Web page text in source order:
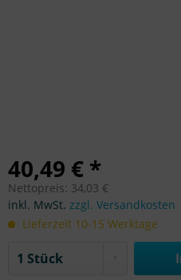
40,49 € *
Nettopreis: 34,03 €
inkl. MwSt. zzgl. Versandkosten
Lieferzeit 10-15 Werktage